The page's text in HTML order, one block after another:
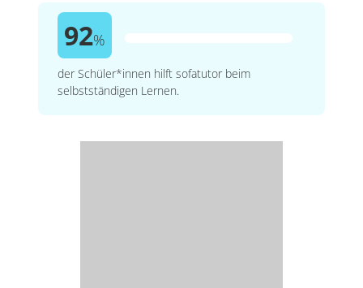
92%
der Schüler*innen hilft sofatutor beim
selbstständigen Lernen.